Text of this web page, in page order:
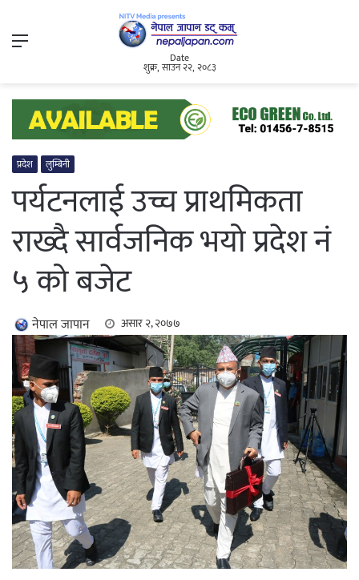
Menu
Date
शुक्र, साउन २२, २०८३
प्रदेश लुम्बिनी
पर्यटनलाई उच्च प्राथमिकता
राख्दै सार्वजनिक भयो प्रदेश नं
५ को बजेट
नेपाल जापान असार २, २०७७